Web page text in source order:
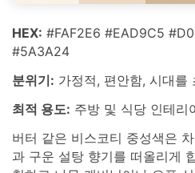
HEX: #FAF2E6 #EAD9C5
#5A3A24
분위기: 가정적, 편안함, 시대를
최적 용도: 주방 및 식당 인테리
버터 같은 비스코티 중성색은
과 구운 설탕 향기를 떠올리게